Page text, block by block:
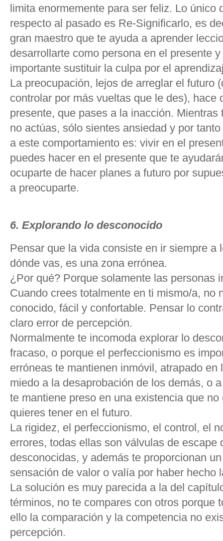
limita enormemente para ser feliz. Lo único
respecto al pasado es Re-Significarlo, es
gran maestro que te ayuda a aprender
desarrollarte como persona en el presente
importante sustituir la culpa por el
La preocupación, lejos de arreglar el futuro
controlar por más vueltas que le des), hace
presente, que pases a la inacción.
no actúas, sólo sientes ansiedad y por
a este comportamiento es: vivir en el
puedes hacer en el presente que te
ocuparte de hacer planes a futuro por
a preocuparte.
6. Explorando lo desconocido
Pensar que la vida consiste en ir siempre a
dónde vas, es una zona errónea.
¿Por qué? Porque solamente las personas
Cuando crees totalmente en ti mismo/a, no
conocido, fácil y confortable. Pensar lo
claro error de percepción.
Normalmente te incomoda explorar lo
fracaso, o porque el perfeccionismo es
erróneas te mantienen inmóvil, atrapado en
miedo a la desaprobación de los demás, o
te mantiene preso en una existencia que
quieres tener en el futuro.
La rigidez, el perfeccionismo, el control, el
errores, todas ellas son válvulas de escape
desconocidas, y además te proporcionan
sensación de valor o valía por haber hecho
La solución es muy parecida a la del
términos, no te compares con otros porque
ello la comparación y la competencia no
percepción.